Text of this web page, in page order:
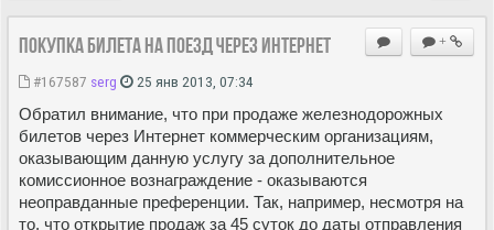
+
Покупка билета на поезд через Интернет
#167587 serg 25 янв 2013, 07:34
Обратил внимание, что при продаже железнодорожных
билетов через Интернет коммерческим организациям,
оказывающим данную услугу за дополнительное
комиссионное вознаграждение - оказываются
неоправданные преференции. Так, например, несмотря на
то, что открытие продаж за 45 суток до даты отправления